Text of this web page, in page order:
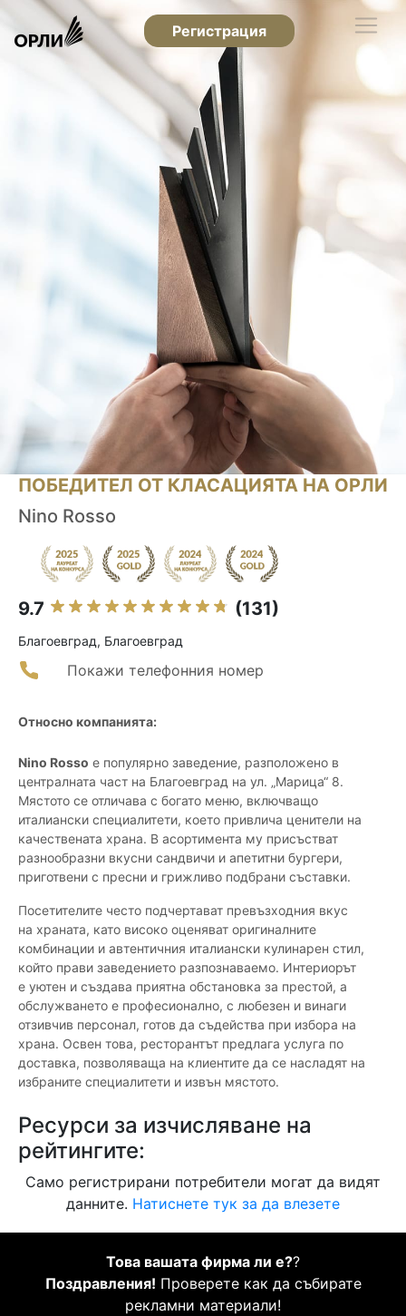
Регистрация
ПОБЕДИТЕЛ ОТ КЛАСАЦИЯТА НА ОРЛИ
Nino Rosso
9.7 (131)
Благоевград, Благоевград
Покажи телефонния номер
Относно компанията:
Nino Rosso е популярно заведение, разположено в
централната част на Благоевград на ул. „Марица“ 8.
Мястото се отличава с богато меню, включващо
италиански специалитети, което привлича ценители на
качествената храна. В асортимента му присъстват
разнообразни вкусни сандвичи и апетитни бургери,
приготвени с пресни и грижливо подбрани съставки.
Посетителите често подчертават превъзходния вкус
на храната, като високо оценяват оригиналните
комбинации и автентичния италиански кулинарен стил,
който прави заведението разпознаваемо. Интериорът
е уютен и създава приятна обстановка за престой, а
обслужването е професионално, с любезен и винаги
отзивчив персонал, готов да съдейства при избора на
храна. Освен това, ресторантът предлага услуга по
доставка, позволяваща на клиентите да се насладят на
избраните специалитети и извън мястото.
Ресурси за изчисляване на
рейтингите:
Само регистрирани потребители могат да видят
данните. Натиснете тук за да влезете
Това вашата фирма ли е??
Поздравления! Проверете как да събирате
рекламни материали!